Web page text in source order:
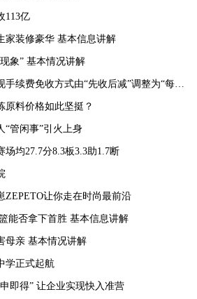
113亿
家装修豪华 基本信息讲解
象” 基本情况讲解
费免收方式由“先收后减”调整为“每日直接减免”
原料价格如此坚挺？
“管闲事”引火上身
均27.7分8.3板3.3助1.7断
ZEPETO让你走在时尚最前沿
能否拿下首胜 基本信息讲解
母亲 基本情况讲解
学正式起航
即得” 让企业实现快入准营